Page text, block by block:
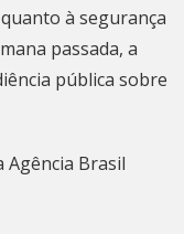
à segurança
passada, a
pública sobre
Agência Brasil